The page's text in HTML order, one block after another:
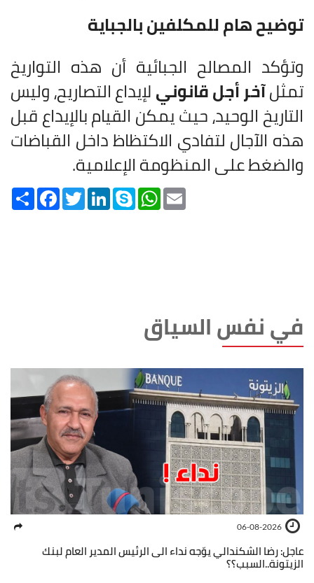
توضيح هام للمكلفين بالجباية
وتؤكد المصالح الجبائية أن هذه التواريخ
تمثلآخر أجل قانونيلإيداع التصاريح، وليس
التاريخ الوحيد، حيث يمكن القيام بالإيداع قبل
هذه الآجال لتفادي الاكتظاظ داخل القباضات
والضغط على المنظومة الإعلامية.
Share FacebookTwitterLinkedInSkype WhatsApp
في نفس السياق
06-08-2026
عاجل: رضا الشكندالي يوّجه نداء الى الرئيس المدير العام لبنك
الزيتونة..السبب؟؟